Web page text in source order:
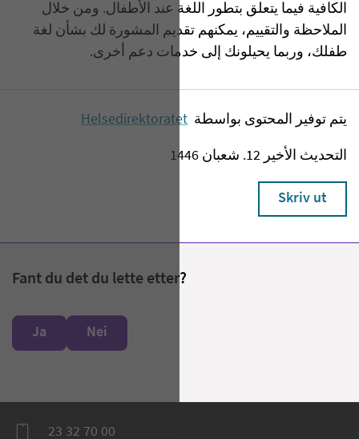
الكافية فيما يتعلق بتطور اللغة عند الأطفال. ومن خلال
الملاحظة والتقييم، يمكنهم تقديم المشورة لك بشأن لغة
طفلك، وربما يحيلونك إلى خدمات دعم أخرى.
يتم توفير المحتوى بواسطة Helsedirektoratet
التحديث الأخير 12. شعبان 1446
Skriv ut
Fant du det du lette etter?
Ja Nei